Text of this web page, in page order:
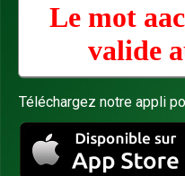
Le mot
valide
Téléchargez notre appli